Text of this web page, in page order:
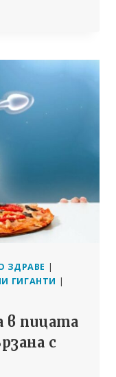
ЗДРАВЕ |
ГИГАНТИ |
в пицата
с